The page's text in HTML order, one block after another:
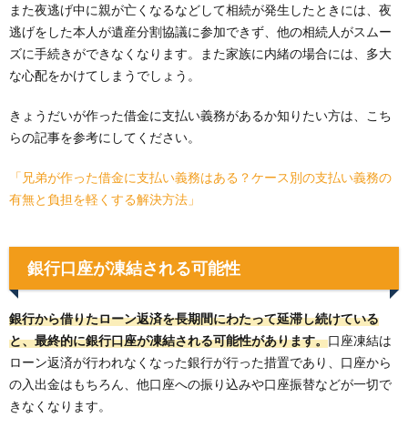
また夜逃げ中に親が亡くなるなどして相続が発生したときには、夜
逃げをした本人が遺産分割協議に参加できず、他の相続人がスムー
ズに手続きができなくなります。また家族に内緒の場合には、多大
な心配をかけてしまうでしょう。
きょうだいが作った借金に支払い義務があるか知りたい方は、こち
らの記事を参考にしてください。
「兄弟が作った借金に支払い義務はある？ケース別の支払い義務の
有無と負担を軽くする解決方法」
銀行口座が凍結される可能性
銀行から借りたローン返済を長期間にわたって延滞し続けている
と、最終的に銀行口座が凍結される可能性があります。口座凍結は
ローン返済が行われなくなった銀行が行った措置であり、口座から
の入出金はもちろん、他口座への振り込みや口座振替などが一切で
きなくなります。